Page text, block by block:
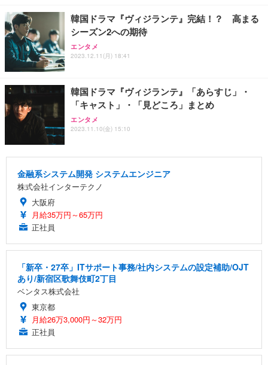
韓国ドラマ『ヴィジランテ』完結！？ 高まる
シーズン2への期待
エンタメ
2023.12.11(月) 18:41
韓国ドラマ『ヴィジランテ』「あらすじ」・
「キャスト」・「見どころ」まとめ
エンタメ
2023.11.10(金) 15:10
金融系システム開発 システムエンジニア
株式会社インターテクノ
大阪府
月給35万円～65万円
正社員
「新卒・27卒」ITサポート事務/社内システムの設定補助/OJT
あり/新宿区歌舞伎町2丁目
ベンタス株式会社
東京都
月給26万3,000円～32万円
正社員